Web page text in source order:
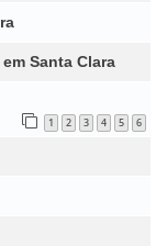
Santa Clara
1 2 3 4 5 6